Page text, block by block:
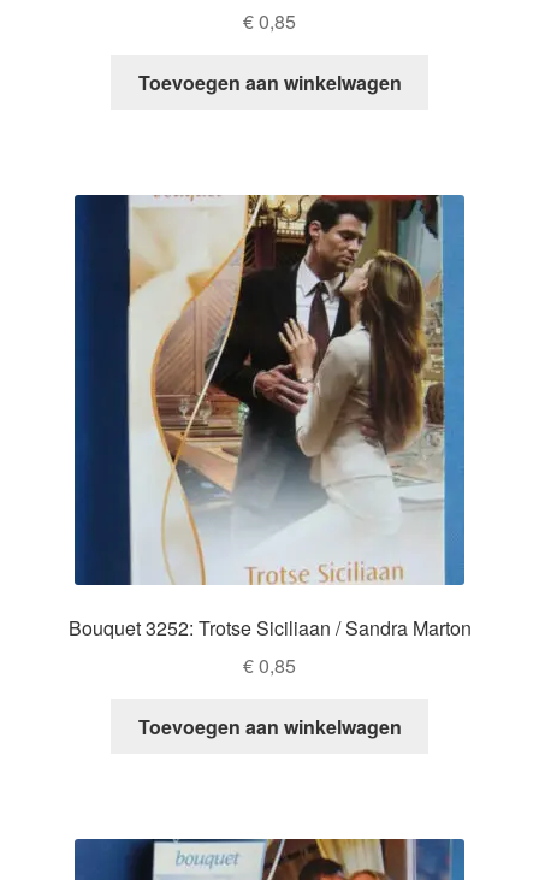
€0,85
Toevoegen aan winkelwagen
Bouquet 3252: Trotse Siciliaan / Sandra Marton
€0,85
Toevoegen aan winkelwagen